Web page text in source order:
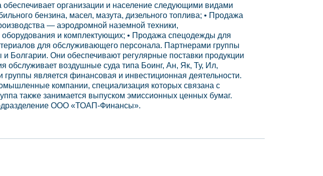
обеспечивает организации и население следующими видами
бензина, масел, мазута, дизельного топлива; • Продажа
— аэродромной наземной техники,
и комплектующих; • Продажа спецодежды для
для обслуживающего персонала. Партнерами группы
Болгарии. Они обеспечивают регулярные поставки продукции
воздушные суда типа Боинг, Ан, Як, Ту, Ил,
является финансовая и инвестиционная деятельности.
компании, специализация которых связана с
также занимается выпуском эмиссионных ценных бумаг.
ООО «ТОАП-Финансы».